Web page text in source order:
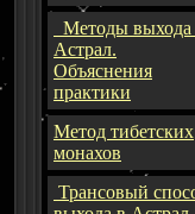
Методы выхода
Астрал.
Объяснения
практики
Метод тибетских
монахов
Трансовый